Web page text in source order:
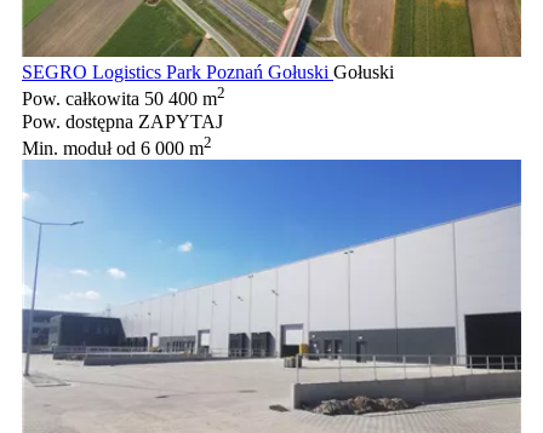
SEGRO Logistics Park Poznań Gołuski Gołuski
Pow. całkowita 50 400 m2
Pow. dostępna ZAPYTAJ
Min. modułod 6 000 m2